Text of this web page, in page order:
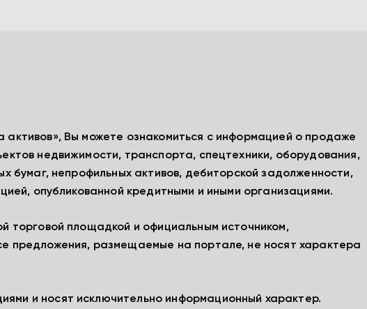
Вы можете ознакомиться с информацией о продаже
недвижимости, транспорта, спецтехники, оборудования,
бумаг, непрофильных активов, дебиторской задолженности,
опубликованной кредитными и иными организациями.
торговой площадкой и официальным источником,
предложения, размещаемые на портале, не носят характера
и носят исключительно информационный характер.